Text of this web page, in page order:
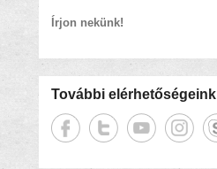
Írjon nekünk!
További elérhetőségeink